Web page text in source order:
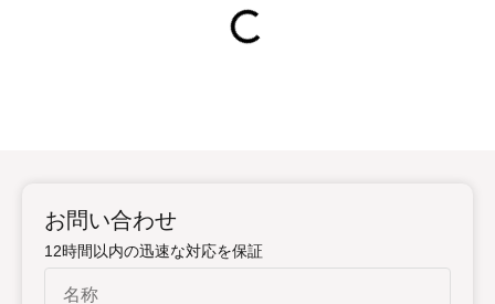
お問い合わせ
12時間以内の迅速な対応を保証